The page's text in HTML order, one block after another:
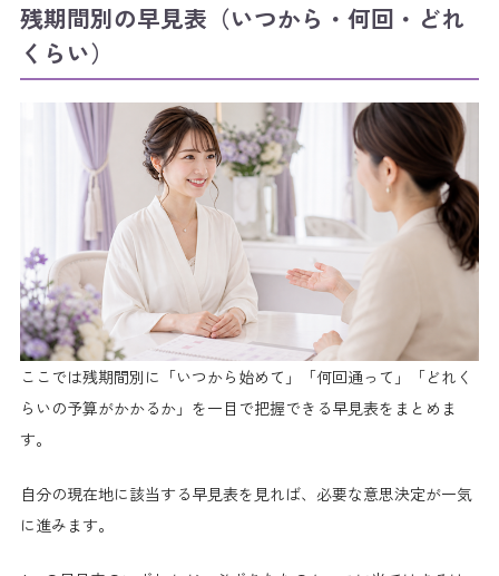
残期間別の早見表（いつから・何回・どれ
くらい）
ここでは残期間別に「いつから始めて」「何回通って」「どれく
らいの予算がかかるか」を一目で把握できる早見表をまとめま
す。
自分の現在地に該当する早見表を見れば、必要な意思決定が一気
に進みます。